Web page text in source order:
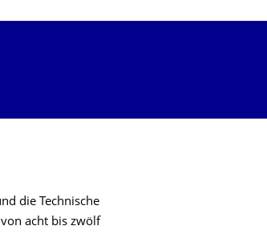
die Technische
acht bis zwölf